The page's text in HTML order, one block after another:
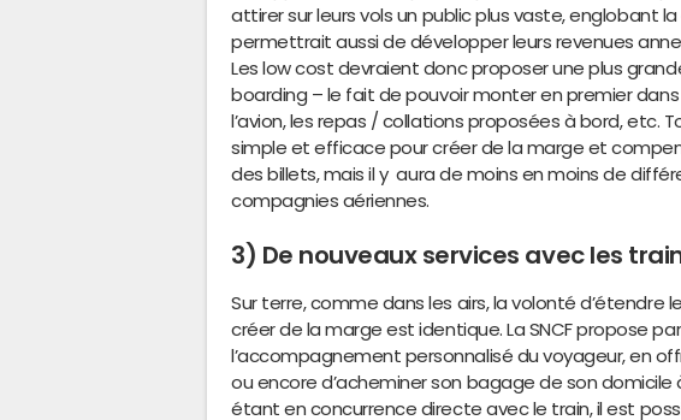
attirer sur leurs vols un public plus vaste, englobant
permettrait aussi de développer leurs revenues
Les low cost devraient donc proposer une plus
boarding – le fait de pouvoir monter en premier dans
l’avion, les repas / collations proposées à bord, etc.
simple et efficace pour créer de la marge et
des billets, mais il y aura de moins en moins de
compagnies aériennes.
3) De nouveaux services avec les
Sur terre, comme dans les airs, la volonté d’étendre
créer de la marge est identique. La SNCF propose
l’accompagnement personnalisé du voyageur, en
ou encore d’acheminer son bagage de son domicile
étant en concurrence directe avec le train, il est